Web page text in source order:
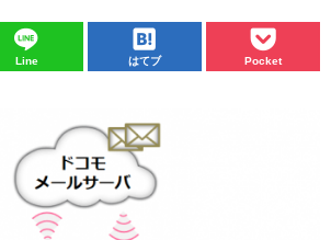
Line はてブ Pocket